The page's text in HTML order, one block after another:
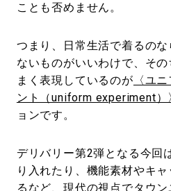
ことも否めません。
つまり、日常生活で着るの
ないものがいいわけで、そ
まく表現しているのが 〈ユ
ント（uniform experiment）
ョンです。
デリバリー第2弾となる今回
り入れたり、機能素材やキ
るなど、現代の視点でタウ